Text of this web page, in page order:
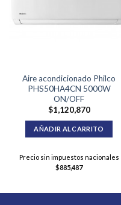
Aire acondicionado Philco
PHS50HA4CN 5000W
ON/OFF
$1,120,870
AÑADIR AL CARRITO
Precio sin impuestos nacionales
$885,487